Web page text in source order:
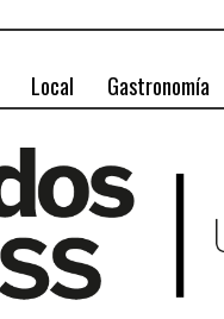
Local Gastronomía